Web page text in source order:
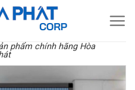
phẩm chính hãng Hòa